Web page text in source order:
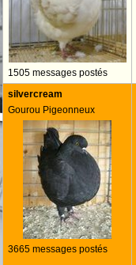
1505 messages postés
silvercream
Gourou Pigeonneux
3665 messages postés